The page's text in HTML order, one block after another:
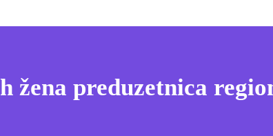
žena preduzetnica